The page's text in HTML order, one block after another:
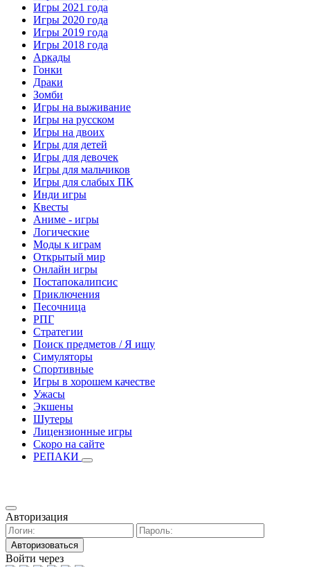
Игры 2021 года
Игры 2020 года
Игры 2019 года
Игры 2018 года
Аркады
Гонки
Драки
Зомби
Игры на выживание
Игры на русском
Игры на двоих
Игры для детей
Игры для девочек
Игры для мальчиков
Игры для слабых ПК
Инди игры
Квесты
Аниме - игры
Логические
Моды к играм
Открытый мир
Онлайн игры
Постапокалипсис
Приключения
Песочница
РПГ
Стратегии
Поиск предметов / Я ищу
Симуляторы
Спортивные
Игры в хорошем качестве
Ужасы
Экшены
Шутеры
Лицензионные игры
Скоро на сайте
РЕПАКИ
Авторизация
Авторизоваться
Войти через